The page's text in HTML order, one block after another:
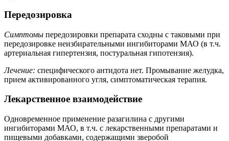
Передозировка
Симптомы передозировки препарата сходны с таковыми при
передозировке неизбирательными ингибиторами МАО (в т.ч.
артериальная гипертензия, постуральная гипотензия).
Лечение: специфического антидота нет. Промывание желудка,
прием активированного угля, симптоматическая терапия.
Лекарственное взаимодействие
Одновременное применение разагилина с другими
ингибиторами МАО, в т.ч. с лекарственными препаратами и
пищевыми добавками, содержащими зверобой